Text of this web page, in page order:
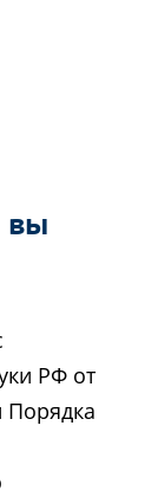
вы
РФ от
Порядка